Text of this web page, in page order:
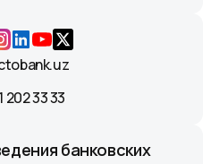
202 33 33
банковских